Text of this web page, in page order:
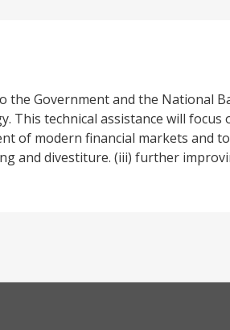
the Government and the National
technical assistance will focus
of modern financial markets and
and divestiture. (iii) further